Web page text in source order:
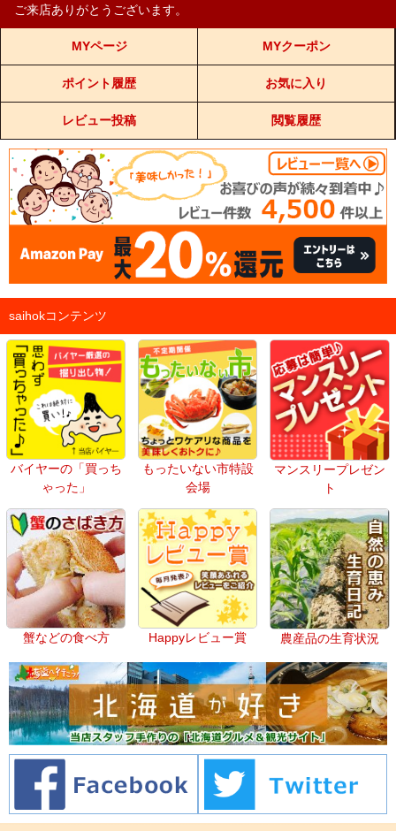
ご来店ありがとうございます。
MYページ MYクーポン
ポイント履歴 お気に入り
レビュー投稿 閲覧履歴
saihokコンテンツ
バイヤーの「買っち
ゃった」
もったいない市特設
会場
マンスリープレゼン
ト
蟹などの食べ方 Happyレビュー賞 農産品の生育状況